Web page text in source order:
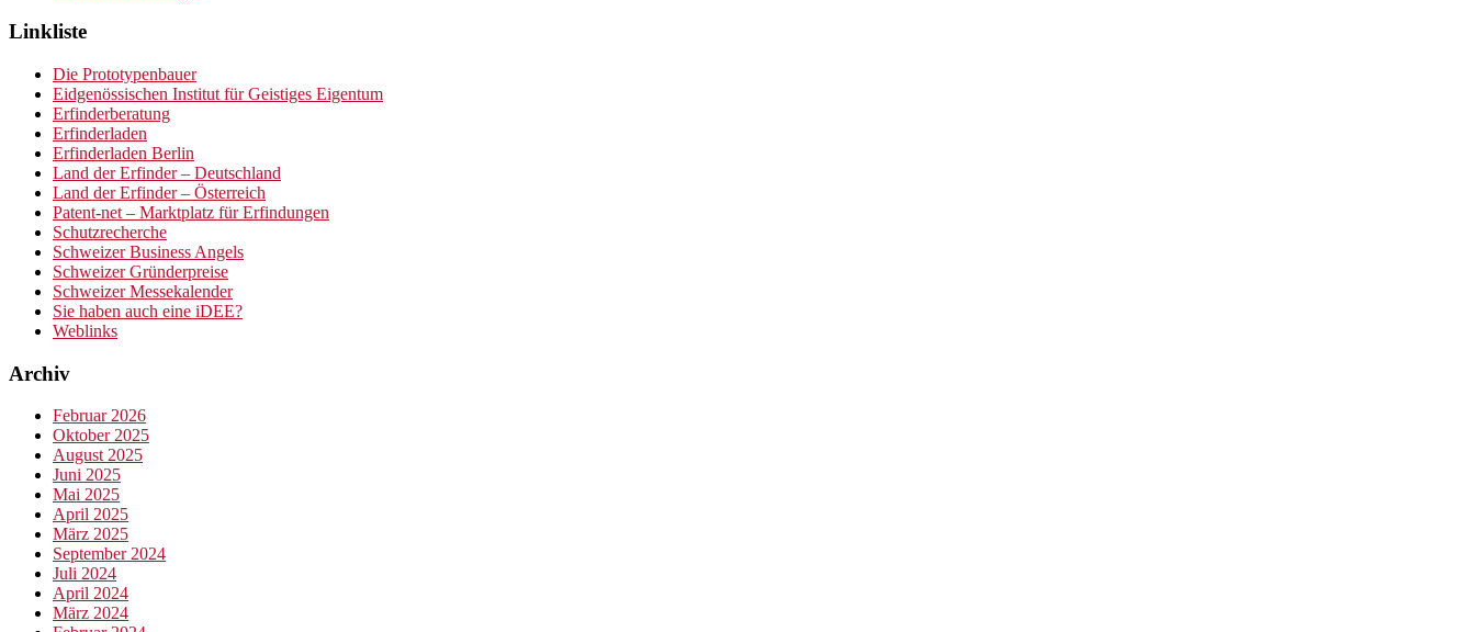
Linkliste
Die Prototypenbauer
Eidgenössischen Institut für Geistiges Eigentum
Erfinderberatung
Erfinderladen
Erfinderladen Berlin
Land der Erfinder – Deutschland
Land der Erfinder – Österreich
Patent-net – Marktplatz für Erfindungen
Schutzrecherche
Schweizer Business Angels
Schweizer Gründerpreise
Schweizer Messekalender
Sie haben auch eine iDEE?
Weblinks
Archiv
Februar 2026
Oktober 2025
August 2025
Juni 2025
Mai 2025
April 2025
März 2025
September 2024
Juli 2024
April 2024
März 2024